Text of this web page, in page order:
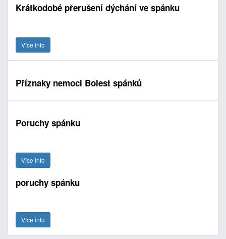
Krátkodobé přerušení dýchání ve spánku
Více info
Příznaky nemoci Bolest spánků
Poruchy spánku
Více info
poruchy spánku
Více info